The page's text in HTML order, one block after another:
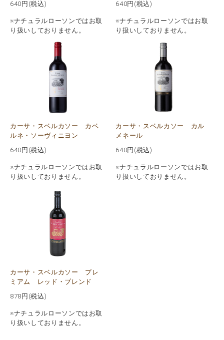
640 円(税込)
※ナチュラルローソンではお取
り扱いしておりません。
640円(税込)
※ナチュラルローソンではお取
り扱いしておりません。
カーサ・スベルカソー カベ
ルネ・ソーヴィニヨン
640 円(税込)
※ナチュラルローソンではお取
り扱いしておりません。
カーサ・スベルカソー カル
メネール
640円(税込)
※ナチュラルローソンではお取
り扱いしておりません。
カーサ・スベルカソー プレ
ミアム レッド・ブレンド
878 円(税込)
※ナチュラルローソンではお取
り扱いしておりません。